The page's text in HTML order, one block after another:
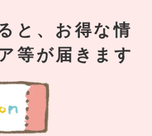
と、お得な情
等が届きます